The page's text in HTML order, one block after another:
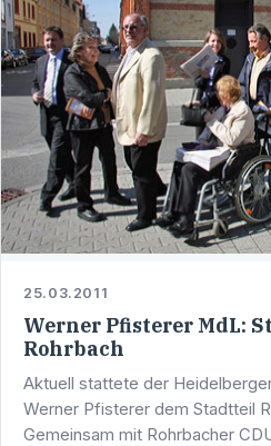
25.03.2011
Werner Pfisterer MdL:
Rohrbach
Aktuell stattete der
Werner Pfisterer dem Stadtteil
Gemeinsam mit Rohrbacher